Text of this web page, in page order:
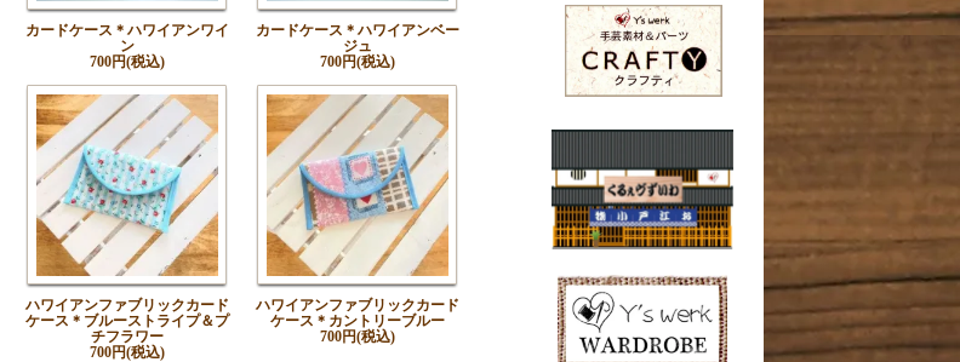
カードケース＊ハワイアンワイ
ン
700円(税込)
カードケース＊ハワイアンベー
ジュ
700円(税込)
ハワイアンファブリックカード
ケース＊ブルーストライプ＆プ
チフラワー
700円(税込)
ハワイアンファブリックカード
ケース＊カントリーブルー
700円(税込)